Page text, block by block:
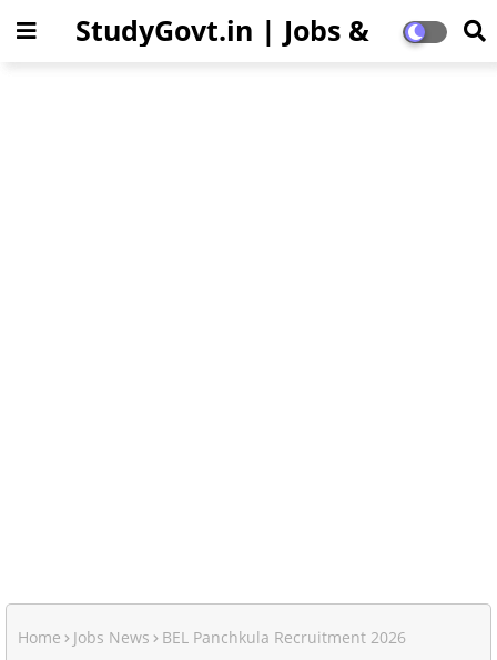
StudyGovt.in | Jobs &
Home Jobs News BEL Panchkula Recruitment 2026